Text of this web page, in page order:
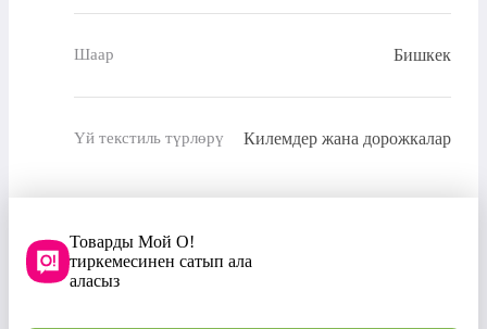
Шаар Бишкек
Үй текстиль түрлөрү Килемдер жана дорожкалар
Товарды Мой О!
тиркемесинен сатып ала
аласыз